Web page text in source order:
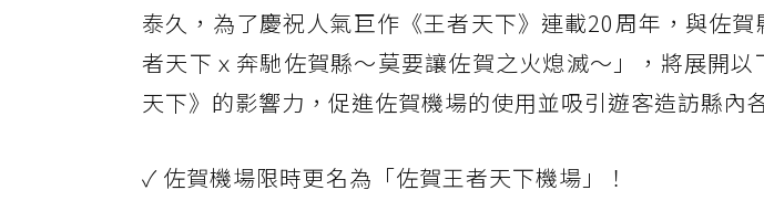
泰久，為了慶祝人氣巨作《王者天下》連載20周年，與佐
者天下ｘ奔馳佐賀縣～莫要讓佐賀之火熄滅～」，將展開
天下》的影響力，促進佐賀機場的使用並吸引遊客造訪縣內
✓ 佐賀機場限時更名為「佐賀王者天下機場」！